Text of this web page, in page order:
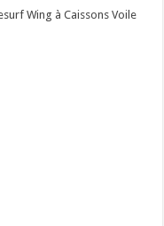
Wing à Caissons Voile